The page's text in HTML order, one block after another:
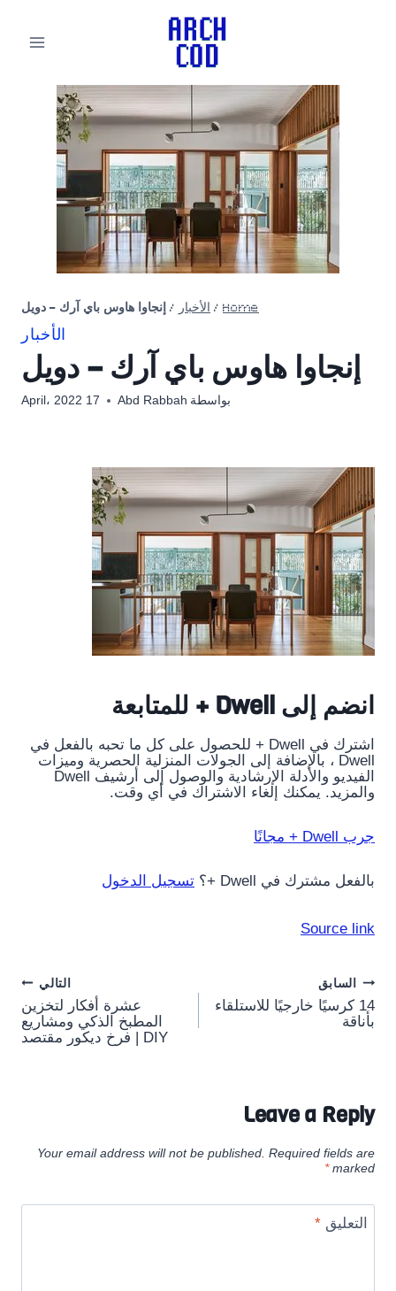
Home
/ الأخبار / إنجاوا هاوس باي آرك – دويل
الأخبار
إنجاوا هاوس باي آرك – دويل
بواسطة Abd Rabbah 17 April، 2022
انضم إلى Dwell + للمتابعة
اشترك في Dwell + للحصول على كل ما تحبه بالفعل في
Dwell ، بالإضافة إلى الجولات المنزلية الحصرية وميزات
الفيديو والأدلة الإرشادية والوصول إلى أرشيف Dwell
والمزيد. يمكنك إلغاء الاشتراك في أي وقت.
جرب Dwell + مجانًا
بالفعل مشترك في Dwell +؟ تسجيل الدخول
Source link
Post
navigation
السابق
14 كرسيًا خارجيًا للاستلقاء
بأناقة
التالي
عشرة أفكار لتخزين
المطبخ الذكي ومشاريع
DIY | فرخ ديكور مقتصد
Leave a Reply
Your email address will not be published. Required fields are
marked
*
التعليق*